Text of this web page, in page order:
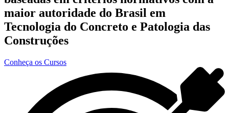
maior autoridade do Brasil em
Tecnologia do Concreto e Patologia das
Construções
Conheça os Cursos